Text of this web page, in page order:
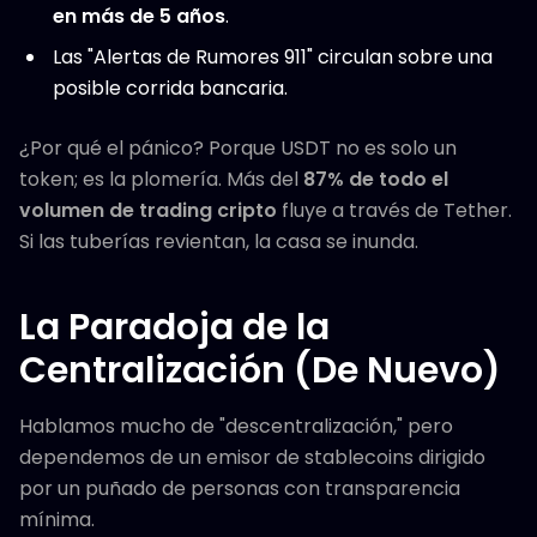
en más de 5 años.
Las "Alertas de Rumores 911" circulan sobre una
posible corrida bancaria.
¿Por qué el pánico? Porque USDT no es solo un
token; es la plomería. Más del 87% de todo el
volumen de trading cripto fluye a través de Tether.
Si las tuberías revientan, la casa se inunda.
La Paradoja de la
Centralización (De Nuevo)
Hablamos mucho de "descentralización," pero
dependemos de un emisor de stablecoins dirigido
por un puñado de personas con transparencia
mínima.